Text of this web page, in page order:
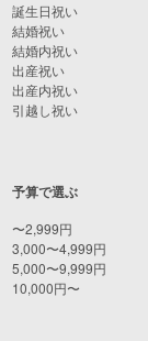
誕生日祝い
結婚祝い
結婚内祝い
出産祝い
出産内祝い
引越し祝い
予算で選ぶ
〜2,999円
3,000〜4,999円
5,000〜9,999円
10,000円〜